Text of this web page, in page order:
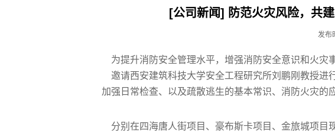
[公司新闻] 防范火灾风险，共
发布
为提升消防安全管理水平，增强消防安全意识和火灾
邀请西安建筑科技大学安全工程研究所刘鹏刚教授进
加强日常检查、以及疏散逃生的基本常识、消防火灾的
分别在四海唐人街项目、豪布斯卡项目、金旅城项目